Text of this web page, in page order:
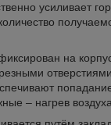
усиливает
на
– нагрев